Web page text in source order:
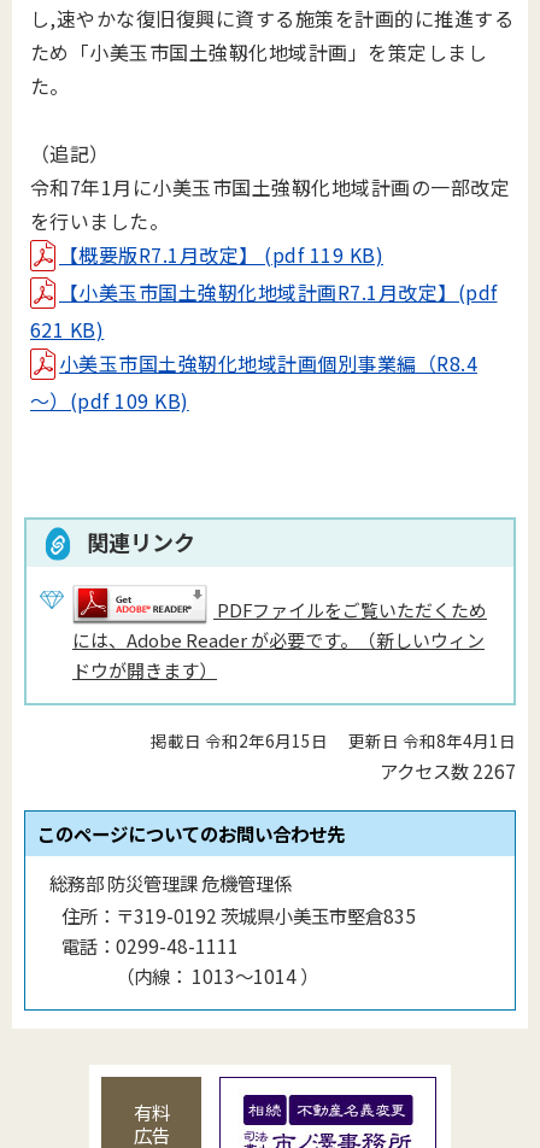
し,速やかな復旧復興に資する施策を計画的に推進する
ため「小美玉市国土強靱化地域計画」を策定しまし
た。
（追記）
令和7年1月に小美玉市国土強靱化地域計画の一部改定
を行いました。
【概要版R7.1月改定】 (pdf 119 KB)
【小美玉市国土強靭化地域計画R7.1月改定】(pdf
621 KB)
小美玉市国土強靭化地域計画個別事業編（R8.4
～）(pdf 109 KB)
関連リンク
PDFファイルをご覧いただくため
には、Adobe Reader が必要です。（新しいウィン
ドウが開きます）
掲載日 令和2年6月15日 更新日 令和8年4月1日
アクセス数2267
このページについてのお問い合わせ先
総務部 防災管理課 危機管理係
住所： 〒319-0192 茨城県小美玉市堅倉835
電話： 0299-48-1111
（内線 ： 1013〜1014）
有料
広告